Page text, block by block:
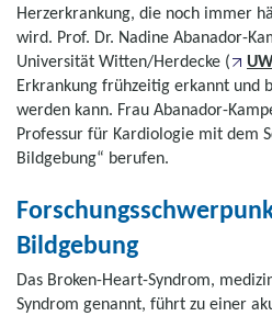
Herzerkrankung, die noch immer
wird. Prof. Dr. Nadine Abanador-
Universität Witten/Herdecke (
Erkrankung frühzeitig erkannt und
werden kann. Frau Abanador-
Professur für Kardiologie mit dem
Bildgebung“ berufen.
Bildgebung
Das Broken-Heart-Syndrom,
Syndrom genannt, führt zu einer